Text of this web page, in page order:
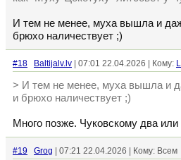
И тем не менее, муха вышла и
брюхо наличествует ;)
#18 Baltijalv.lv | 07:01 22.04.2026 | Кому:
> И тем не менее, муха вышла и
и брюхо наличествует ;)
Много позже. Чуковскому два или
#19 Grog | 07:21 22.04.2026 | Кому: Всем